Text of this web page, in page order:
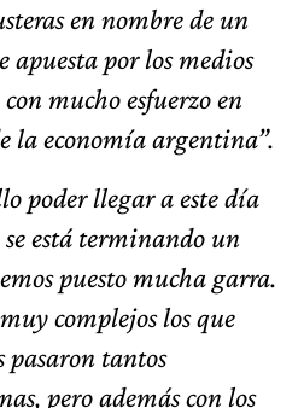
en nombre de un
apuesta por los medios
mucho esfuerzo en
la economía argentina”.
poder llegar a este día
está terminando un
puesto mucha garra.
complejos los que
pasaron tantos
pero además con los